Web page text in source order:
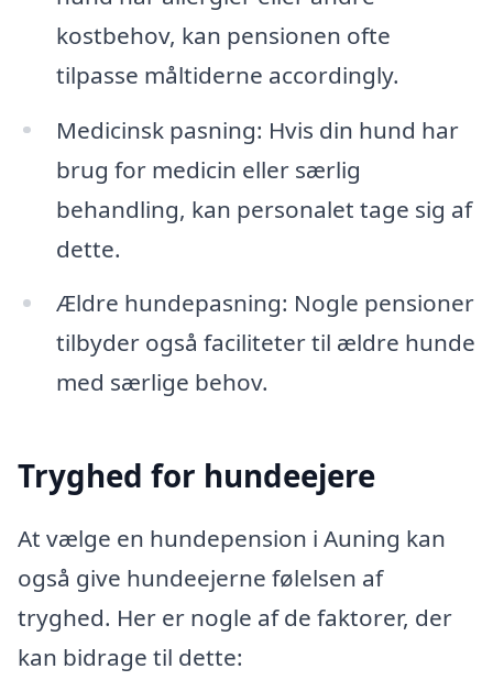
kostbehov, kan pensionen ofte
tilpasse måltiderne accordingly.
Medicinsk pasning: Hvis din hund har
brug for medicin eller særlig
behandling, kan personalet tage sig af
dette.
Ældre hundepasning: Nogle pensioner
tilbyder også faciliteter til ældre hunde
med særlige behov.
Tryghed for hundeejere
At vælge en hundepension i Auning kan
også give hundeejerne følelsen af
tryghed. Her er nogle af de faktorer, der
kan bidrage til dette: